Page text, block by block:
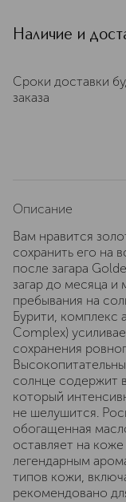
Наличие и
Сроки доставки
заказа
Описание
Вам нравится
сохранить его на
после загара
загар до месяца и
пребывания на
Бурити, комплекс
Complex)
сохранения
солнце содержит
который
не шелушится.
обогащенная
оставляет на
легендарным
типов кожи,
рекомендовано